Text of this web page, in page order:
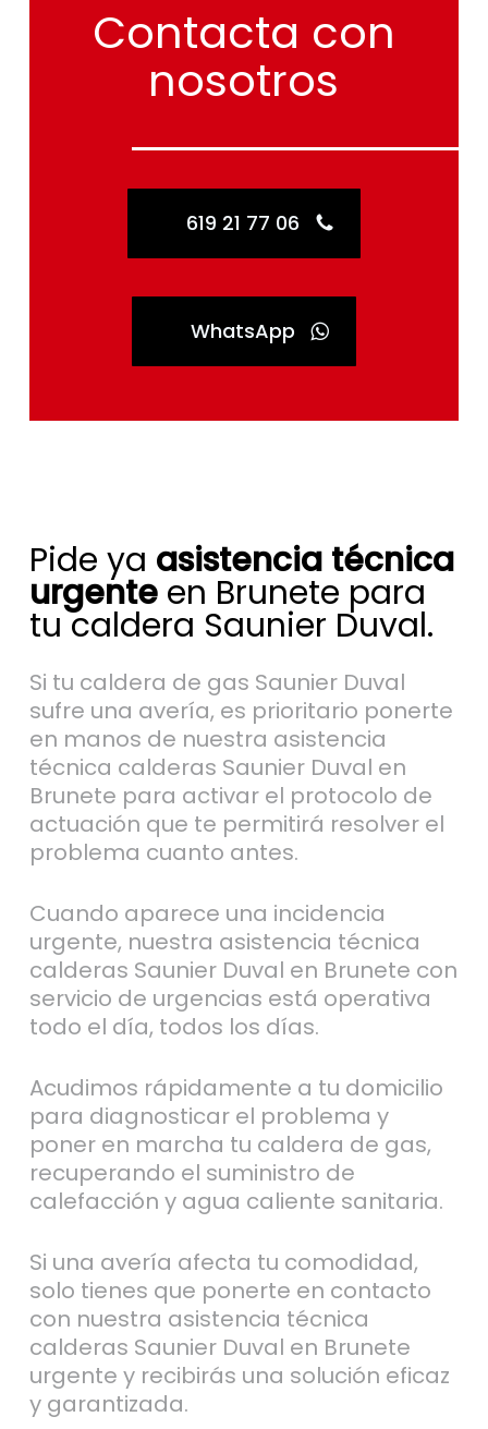
Contacta con
nosotros
619 21 77 06
WhatsApp
Pide ya asistencia técnica
urgenteen Brunete para
tu caldera Saunier Duval.
Si tu caldera de gas Saunier Duval
sufre una avería, es prioritario ponerte
en manos de nuestra asistencia
técnica calderas Saunier Duval en
Brunete para activar el protocolo de
actuación que te permitirá resolver el
problema cuanto antes.
Cuando aparece una incidencia
urgente, nuestra asistencia técnica
calderas Saunier Duval en Brunete con
servicio de urgencias está operativa
todo el día, todos los días.
Acudimos rápidamente a tu domicilio
para diagnosticar el problema y
poner en marcha tu caldera de gas,
recuperando el suministro de
calefacción y agua caliente sanitaria.
Si una avería afecta tu comodidad,
solo tienes que ponerte en contacto
con nuestra asistencia técnica
calderas Saunier Duval en Brunete
urgente y recibirás una solución eficaz
y garantizada.